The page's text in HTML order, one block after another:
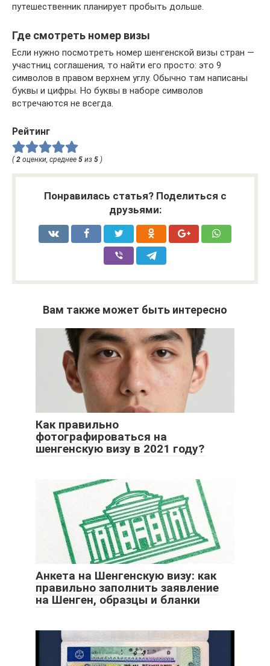
путешественник планирует пробыть дольше.
Где смотреть номер визы
Если нужно посмотреть номер шенгенской визы стран —
участниц соглашения, то найти его просто: это 9
символов в правом верхнем углу. Обычно там написаны
буквы и цифры. Но буквы в наборе символов
встречаются не всегда.
Рейтинг
( 2 оценки, среднее 5 из 5 )
Понравилась статья? Поделиться с
друзьями:
Вам также может быть интересно
Как правильно
фотографироваться на
шенгенскую визу в 2021 году?
Анкета на Шенгенскую визу: как
правильно заполнить заявление
на Шенген, образцы и бланки